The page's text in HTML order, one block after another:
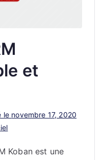
et
le novembre 17, 2020
Koban est une